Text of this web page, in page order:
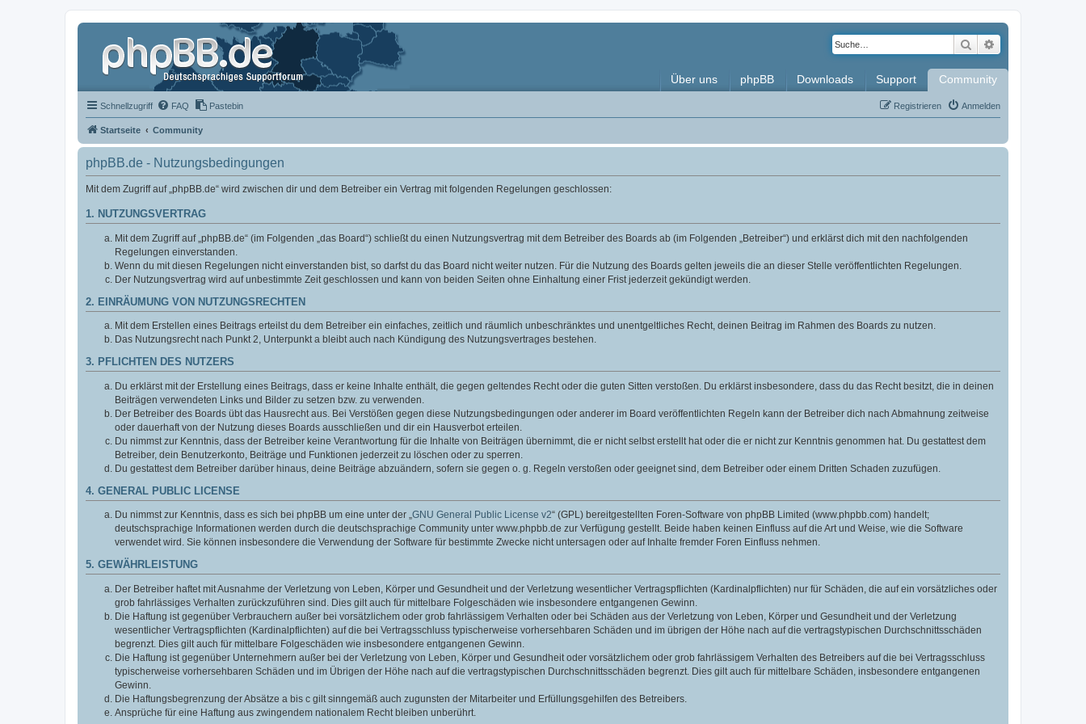
Suche
Über uns phpBB Downloads Support Community
Schnellzugriff FAQ Pastebin Anmelden
Registrieren
Startseite Community
phpBB.de - Nutzungsbedingungen
Mit dem Zugriff auf „phpBB.de“ wird zwischen dir und dem Betreiber ein Vertrag mit folgenden Regelungen geschlossen:
1. NUTZUNGSVERTRAG
Mit dem Zugriff auf „phpBB.de“ (im Folgenden „das Board“) schließt du einen Nutzungsvertrag mit dem Betreiber des Boards ab (im Folgenden „Betreiber“) und erklärst dich mit den nachfolgenden
Regelungen einverstanden.
Wenn du mit diesen Regelungen nicht einverstanden bist, so darfst du das Board nicht weiter nutzen. Für die Nutzung des Boards gelten jeweils die an dieser Stelle veröffentlichten Regelungen.
Der Nutzungsvertrag wird auf unbestimmte Zeit geschlossen und kann von beiden Seiten ohne Einhaltung einer Frist jederzeit gekündigt werden.
2. EINRÄUMUNG VON NUTZUNGSRECHTEN
Mit dem Erstellen eines Beitrags erteilst du dem Betreiber ein einfaches, zeitlich und räumlich unbeschränktes und unentgeltliches Recht, deinen Beitrag im Rahmen des Boards zu nutzen.
Das Nutzungsrecht nach Punkt 2, Unterpunkt a bleibt auch nach Kündigung des Nutzungsvertrages bestehen.
3. PFLICHTEN DES NUTZERS
Du erklärst mit der Erstellung eines Beitrags, dass er keine Inhalte enthält, die gegen geltendes Recht oder die guten Sitten verstoßen. Du erklärst insbesondere, dass du das Recht besitzt, die in deinen
Beiträgen verwendeten Links und Bilder zu setzen bzw. zu verwenden.
Der Betreiber des Boards übt das Hausrecht aus. Bei Verstößen gegen diese Nutzungsbedingungen oder anderer im Board veröffentlichten Regeln kann der Betreiber dich nach Abmahnung zeitweise
oder dauerhaft von der Nutzung dieses Boards ausschließen und dir ein Hausverbot erteilen.
Du nimmst zur Kenntnis, dass der Betreiber keine Verantwortung für die Inhalte von Beiträgen übernimmt, die er nicht selbst erstellt hat oder die er nicht zur Kenntnis genommen hat. Du gestattest dem
Betreiber, dein Benutzerkonto, Beiträge und Funktionen jederzeit zu löschen oder zu sperren.
Du gestattest dem Betreiber darüber hinaus, deine Beiträge abzuändern, sofern sie gegen o. g. Regeln verstoßen oder geeignet sind, dem Betreiber oder einem Dritten Schaden zuzufügen.
4. GENERAL PUBLIC LICENSE
Du nimmst zur Kenntnis, dass es sich bei phpBB um eine unter der „GNU General Public License v2“ (GPL) bereitgestellten Foren-Software von phpBB Limited (www.phpbb.com) handelt;
deutschsprachige Informationen werden durch die deutschsprachige Community unter www.phpbb.de zur Verfügung gestellt. Beide haben keinen Einfluss auf die Art und Weise, wie die Software
verwendet wird. Sie können insbesondere die Verwendung der Software für bestimmte Zwecke nicht untersagen oder auf Inhalte fremder Foren Einfluss nehmen.
5. GEWÄHRLEISTUNG
Der Betreiber haftet mit Ausnahme der Verletzung von Leben, Körper und Gesundheit und der Verletzung wesentlicher Vertragspflichten (Kardinalpflichten) nur für Schäden, die auf ein vorsätzliches oder
grob fahrlässiges Verhalten zurückzuführen sind. Dies gilt auch für mittelbare Folgeschäden wie insbesondere entgangenen Gewinn.
Die Haftung ist gegenüber Verbrauchern außer bei vorsätzlichem oder grob fahrlässigem Verhalten oder bei Schäden aus der Verletzung von Leben, Körper und Gesundheit und der Verletzung
wesentlicher Vertragspflichten (Kardinalpflichten) auf die bei Vertragsschluss typischerweise vorhersehbaren Schäden und im übrigen der Höhe nach auf die vertragstypischen Durchschnittsschäden
begrenzt. Dies gilt auch für mittelbare Folgeschäden wie insbesondere entgangenen Gewinn.
Die Haftung ist gegenüber Unternehmern außer bei der Verletzung von Leben, Körper und Gesundheit oder vorsätzlichem oder grob fahrlässigem Verhalten des Betreibers auf die bei Vertragsschluss
typischerweise vorhersehbaren Schäden und im Übrigen der Höhe nach auf die vertragstypischen Durchschnittsschäden begrenzt. Dies gilt auch für mittelbare Schäden, insbesondere entgangenen
Gewinn.
Die Haftungsbegrenzung der Absätze a bis c gilt sinngemäß auch zugunsten der Mitarbeiter und Erfüllungsgehilfen des Betreibers.
Ansprüche für eine Haftung aus zwingendem nationalem Recht bleiben unberührt.